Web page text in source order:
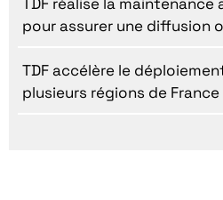
pour assurer une diffusion
TDF accélère le
plusieurs régions de France